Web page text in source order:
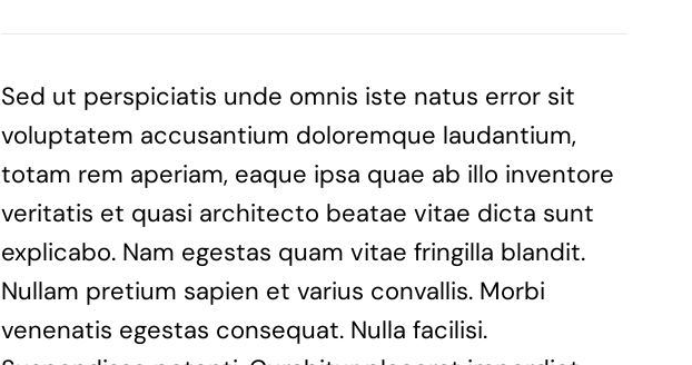
Sed ut perspiciatis unde omnis iste natus error sit
voluptatem accusantium doloremque laudantium,
totam rem aperiam, eaque ipsa quae ab illo inventore
veritatis et quasi architecto beatae vitae dicta sunt
explicabo. Nam egestas quam vitae fringilla blandit.
Nullam pretium sapien et varius convallis. Morbi
venenatis egestas consequat. Nulla facilisi.